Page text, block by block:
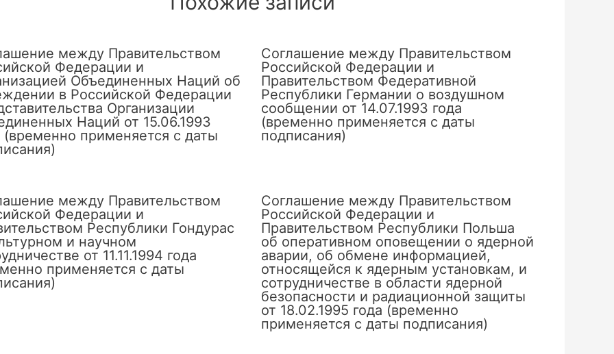
между Правительством
Федерации и
Объединенных Наций об
в Российской Федерации
Организации
Наций от 15.06.1993
(временно применяется с даты
Соглашение между Правительством
Российской Федерации и
Правительством Федеративной
Республики Германии о воздушном
сообщении от 14.07.1993 года
(временно применяется с даты
подписания)
между Правительством
Федерации и
Республики Гондурас
и научном
от 11.11.1994 года
применяется с даты
Соглашение между Правительством
Российской Федерации и
Правительством Республики Польша
об оперативном оповещении о ядерной
аварии, об обмене информацией,
относящейся к ядерным установкам, и
сотрудничестве в области ядерной
безопасности и радиационной защиты
от 18.02.1995 года (временно
применяется с даты подписания)